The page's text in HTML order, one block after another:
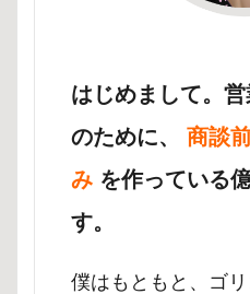
はじめまして。
のために、 商談
み を作っている
す。
僕はもともと、ゴ